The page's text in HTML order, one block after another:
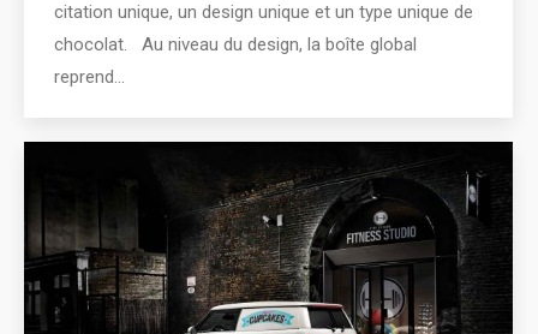
citation unique, un design unique et un type unique de
chocolat. Au niveau du design, la boîte global
reprend…